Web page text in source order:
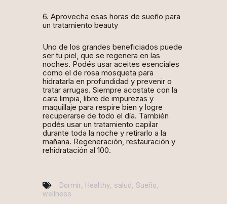
6. Aprovecha esas horas de sueño para
un tratamiento beauty
Uno de los grandes beneficiados puede
ser tu piel, que se regenera en las
noches. Podés usar aceites esenciales
como el de rosa mosqueta para
hidratarla en profundidad y prevenir o
tratar arrugas. Siempre acostate con la
cara limpia, libre de impurezas y
maquillaje para respire bien y logre
recuperarse de todo el día. También
podés usar un tratamiento capilar
durante toda la noche y retirarlo a la
mañana. Regeneración, restauración y
rehidratación al 100.
Dormir Healthy salud Sueño
wellness